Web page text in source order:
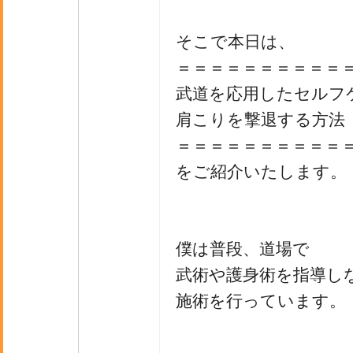
そこで本日は、
＝＝＝＝＝＝＝＝＝＝
武道を応用したセルフ
肩こりを撃退する方法
＝＝＝＝＝＝＝＝＝＝
をご紹介いたします。
僕は普段、道場で
武術や護身術を指導し
施術を行っています。